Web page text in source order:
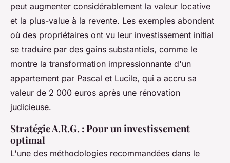
peut augmenter considérablement la valeur locative
et la plus-value à la revente. Les exemples abondent
où des propriétaires ont vu leur investissement initial
se traduire par des gains substantiels, comme le
montre la transformation impressionnante d'un
appartement par Pascal et Lucile, qui a accru sa
valeur de 2 000 euros après une rénovation
judicieuse.
Stratégie A.R.G. : Pour un investissement
optimal
L'une des méthodologies recommandées dans le